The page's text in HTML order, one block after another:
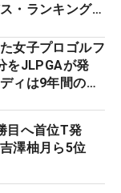
・ランキング番
女子プロゴルフ
をJLPGAが発
ィは9年間の立
目へ首位T発
澤柚月ら5位